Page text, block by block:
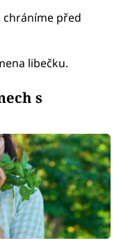
chráníme před
libečku.
s